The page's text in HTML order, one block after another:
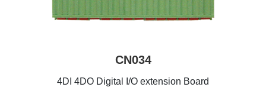
CN034
4DI 4DO Digital I/O extension Board